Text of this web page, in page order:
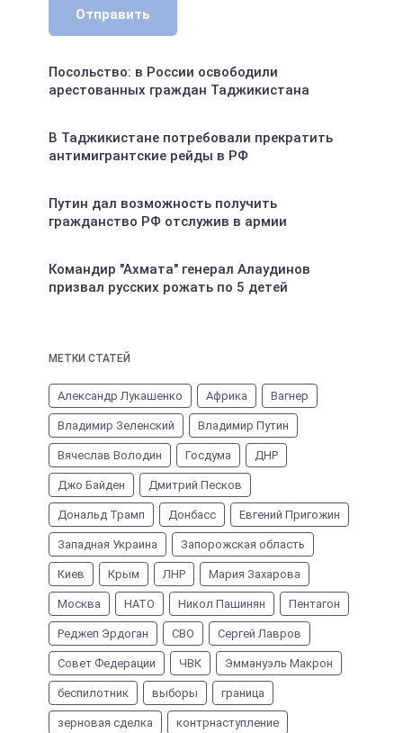
Отправить
Посольство: в России освободили
арестованных граждан Таджикистана
В Таджикистане потребовали прекратить
антимигрантские рейды в РФ
Путин дал возможность получить
гражданство РФ отслужив в армии
Командир "Ахмата" генерал Алаудинов
призвал русских рожать по 5 детей
МЕТКИ СТАТЕЙ
Александр Лукашенко Африка Вагнер
Владимир Зеленский Владимир Путин
Вячеслав Володин Госдума ДНР
Джо Байден Дмитрий Песков
Дональд Трамп Донбасс Евгений Пригожин
Западная Украина Запорожская область
Киев Крым ЛНР Мария Захарова
Москва НАТО Никол Пашинян Пентагон
Реджеп Эрдоган СВО Сергей Лавров
Совет Федерации ЧВК Эммануэль Макрон
беспилотник выборы граница
зерновая сделка контрнаступление